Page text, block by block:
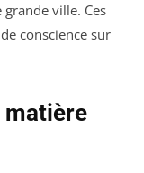
ville. Ces
conscience sur
matière